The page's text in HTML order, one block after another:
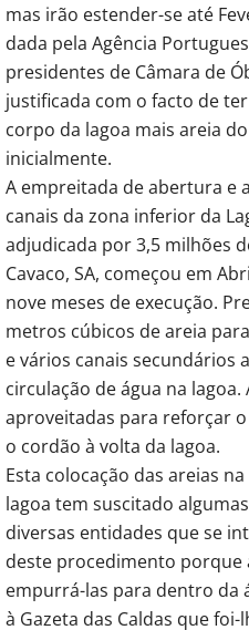
mas irão estender-se até
dada pela Agência
presidentes de Câmara de
justificada com o facto de
corpo da lagoa mais areia
inicialmente.
A empreitada de abertura e
canais da zona inferior da
adjudicada por 3,5 milhões
Cavaco, SA, começou em
nove meses de execução.
metros cúbicos de areia
e vários canais secundários
circulação de água na lagoa.
aproveitadas para reforçar
o cordão à volta da lagoa.
Esta colocação das areias
lagoa tem suscitado
diversas entidades que se
deste procedimento porque
empurrá-las para dentro da
à Gazeta das Caldas que